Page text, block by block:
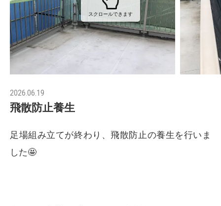
スクロールできます
2026.06.19
飛散防止養生
足場組み立てが終わり、飛散防止の養生を行いま
した🤩